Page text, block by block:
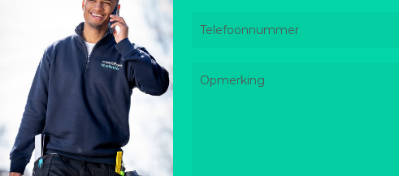
Telefoon
Hoofdtekst